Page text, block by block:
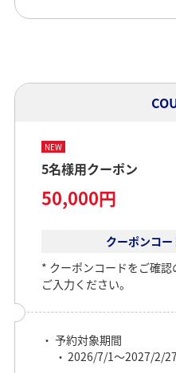
NEW
5名様用クーポン
50,000円
クーポンコ
クーポンコードをご確
ご入力ください。
予約対象期間
2026/7/1～2027/2/27